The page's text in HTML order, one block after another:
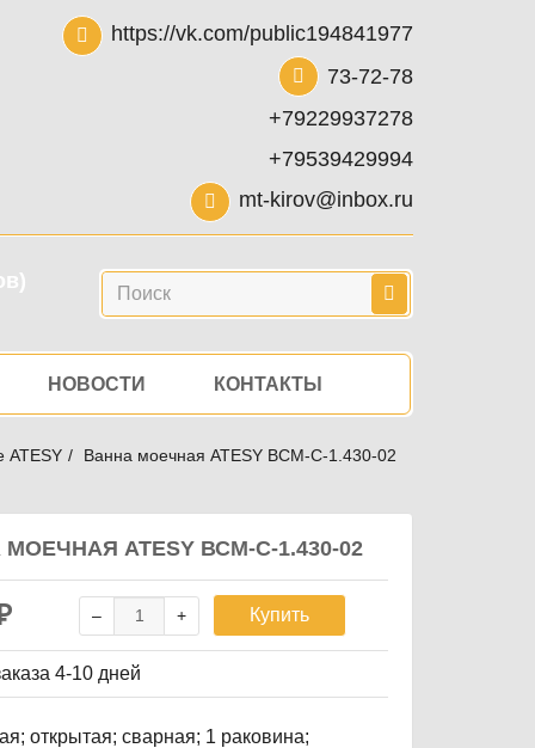
https://vk.com/public194841977
73-72-78
+79229937278
+79539429994
mt-kirov@inbox.ru
Поиск
НОВОСТИ КОНТАКТЫ
ATESY Ванна моечная ATESY ВСМ-С-1.430-02
ATESY ВСМ-С-1.430-02
Купить
4-10 дней
открытая; сварная; 1 раковина;